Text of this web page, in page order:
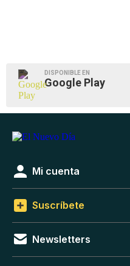
DISPONIBLE EN
Google Play
Mi cuenta
Suscríbete
Newsletters